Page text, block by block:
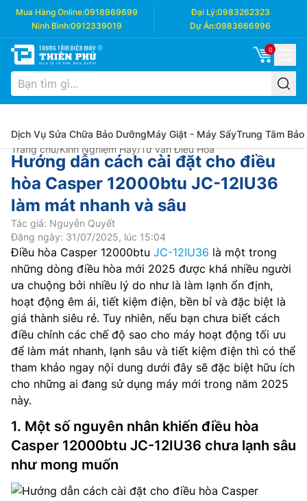
Mua Hàng Online:0918969699 Đại Lý:0983262323
Ninh Bình:0912339019 Dự Án:0983666996
0
Dịch Vụ Sửa Chữa Bảo DưỡngMáy Giặt - Máy SấyTrung Tâm Bảo
Trang chủ/Kinh Nghiệm Hay/Tư vấn Điều Hòa
Hướng dẫn cách cài đặt cho điều
hòa Casper 12000btu JC-12IU36
làm mát nhanh và sâu
Tác giả: Nguyễn Quyết
Đăng ngày: 31/07/2025, lúc 15:04
Điều hòa Casper 12000btu JC-12IU36 là một trong
những dòng điều hòa mới 2025 được khá nhiều người
ưa chuộng bởi nhiều lý do như là làm lạnh ổn định,
hoạt động êm ái, tiết kiệm điện, bền bỉ và đặc biệt là
giá thành siêu rẻ. Tuy nhiên, nếu bạn chưa biết cách
điều chỉnh các chế độ sao cho máy hoạt động tối ưu
để làm mát nhanh, lạnh sâu và tiết kiệm điện thì có thể
tham khảo ngay nội dung dưới đây sẽ đặc biệt hữu ích
cho những ai đang sử dụng máy mới trong năm 2025
này.
1. Một số nguyên nhân khiến điều hòa
Casper 12000btu JC-12IU36 chưa lạnh sâu
như mong muốn